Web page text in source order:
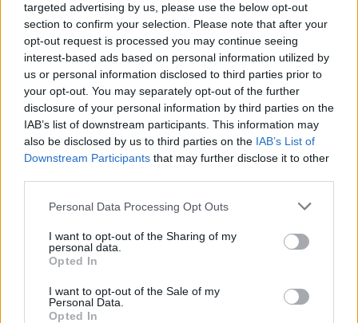
targeted advertising by us, please use the below opt-out
section to confirm your selection. Please note that after your
opt-out request is processed you may continue seeing
interest-based ads based on personal information utilized by
us or personal information disclosed to third parties prior to
your opt-out. You may separately opt-out of the further
disclosure of your personal information by third parties on the
IAB’s list of downstream participants. This information may
also be disclosed by us to third parties on the IAB’s List of
Downstream Participants that may further disclose it to other
Personal Data Processing Opt Outs
I want to opt-out of the Sharing of my
personal data.
Opted In
I want to opt-out of the Sale of my
Personal Data.
Opted In
Szuperférgek segíthetnek a
műanyagok lebontásában
Napok alatt lebonthatják a
műanyagot egy új enzimmel
Greendex
Az evolúció célba vette a
műanyaghulladékot
Greendex Szemle